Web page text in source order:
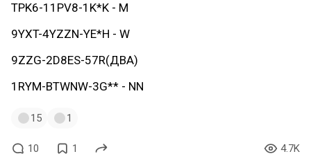
TPK6-11PV8-1K*K - M
9YXT-4YZZN-YE*H - W
9ZZG-2D8ES-57R(ДВА)
1RYM-BTWNW-3G** - NN
15 1
10 1 4.7K